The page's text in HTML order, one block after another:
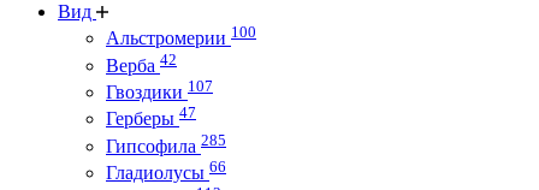
Вид
Альстромерии 100
Верба 42
Гвоздики 107
Герберы 47
Гипсофила 285
Гладиолусы 66